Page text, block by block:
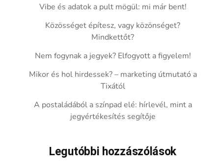
Vibe és adatok a pult mögül: mi már bent!
Közösséget építesz, vagy közönséget?
Mindkettőt?
Nem fogynak a jegyek? Elfogyott a figyelem!
Mikor és hol hirdessek? – marketing útmutató a
Tixától
A postaládából a színpad elé: hírlevél, mint a
jegyértékesítés segítője
Legutóbbi hozzászólások